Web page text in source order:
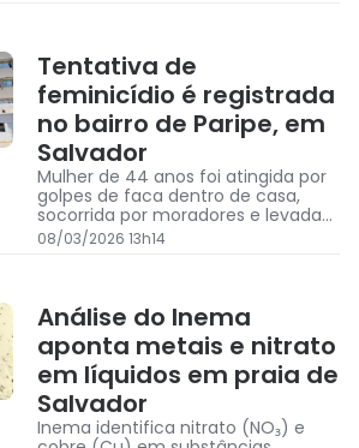
Tentativa de
feminicídio é registrada
no bairro de Paripe, em
Salvador
Mulher de 44 anos foi atingida por
golpes de faca dentro de casa,
socorrida por moradores e levada
ao Hospital Geral do Estado
08/03/2026 13h14
Análise do Inema
aponta metais e nitrato
em líquidos em praia de
Salvador
Inema identifica nitrato (NO₃) e